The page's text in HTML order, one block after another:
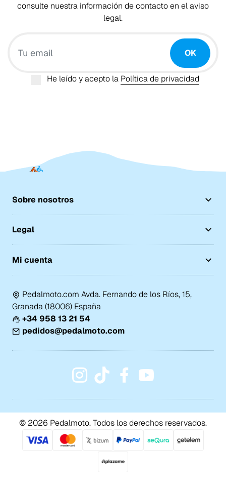
consulte nuestra información de contacto en el aviso
legal.
OK
He leído y acepto la Política de privacidad
Sobre nosotros
Legal
Mi cuenta
Pedalmoto.com Avda. Fernando de los Ríos, 15,
Granada (18006) España
+34 958 13 21 54
pedidos@pedalmoto.com
© 2026 Pedalmoto. Todos los derechos reservados.